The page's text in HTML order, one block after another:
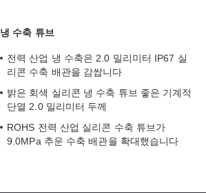
냉 수축 튜브
전력 산업 냉 수축은 2.0 밀리미터 IP67 실
리콘 수축 배관을 감쌉니다
밝은 회색 실리콘 냉 수축 튜브 좋은 기계적
단열 2.0 밀리미터 두께
ROHS 전력 산업 실리콘 수축 튜브가
9.0MPa 추운 수축 배관을 확대했습니다